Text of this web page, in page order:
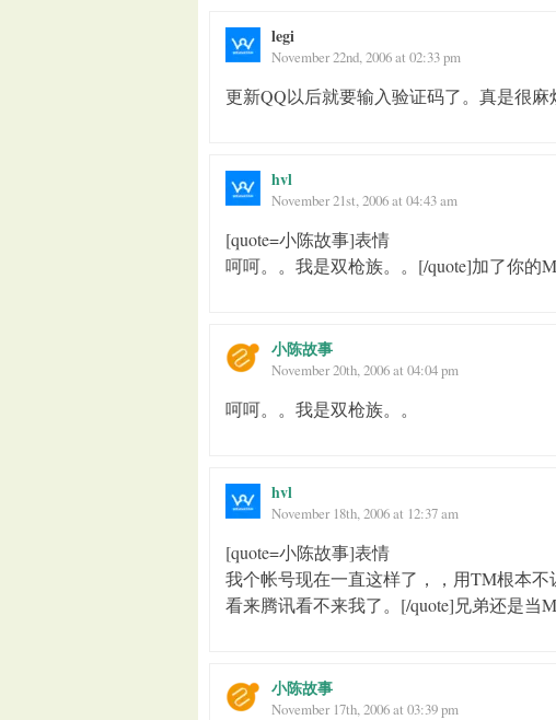
legi
November 22nd, 2006 at 02:33 pm
更新QQ以后就要输入验证码了。真是很麻
hvl
November 21st, 2006 at 04:43 am
[quote=小陈故事]表情
呵呵。。我是双枪族。。[/quote]加了你的
小陈故事
November 20th, 2006 at 04:04 pm
呵呵。。我是双枪族。。
hvl
November 18th, 2006 at 12:37 am
[quote=小陈故事]表情
我个帐号现在一直这样了，，用TM根本不
看来腾讯看不来我了。[/quote]兄弟还是当
小陈故事
November 17th, 2006 at 03:39 pm